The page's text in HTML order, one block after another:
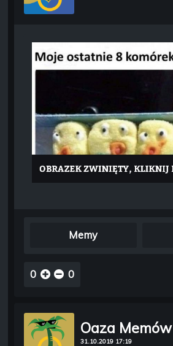
Memy
0 0
Oaza Memów
31.10.2019 17:19